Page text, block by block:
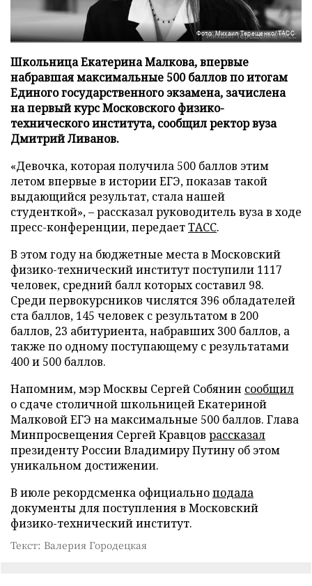
Фото: Михаил Терещенко/ТАСС
Школьница Екатерина Малкова, впервые
набравшая максимальные 500 баллов по итогам
Единого государственного экзамена, зачислена
на первый курс Московского физико-
технического института, сообщил ректор вуза
Дмитрий Ливанов.
«Девочка, которая получила 500 баллов этим
летом впервые в истории ЕГЭ, показав такой
выдающийся результат, стала нашей
студенткой», – рассказал руководитель вуза в ходе
пресс-конференции, передаетТАСС.
В этом году на бюджетные места в Московский
физико-технический институт поступили 1117
человек, средний балл которых составил 98.
Среди первокурсников числятся 396 обладателей
ста баллов, 145 человек с результатом в 200
баллов, 23 абитуриента, набравших 300 баллов, а
также по одному поступающему с результатами
400 и 500 баллов.
Напомним, мэр Москвы Сергей Собянин сообщил
о сдаче столичной школьницей Екатериной
Малковой ЕГЭ на максимальные 500 баллов. Глава
Минпросвещения Сергей Кравцов рассказал
президенту России Владимиру Путину об этом
уникальном достижении.
В июле рекордсменка официальноподала
документы для поступления в Московский
физико-технический институт.
Текст: Валерия Городецкая